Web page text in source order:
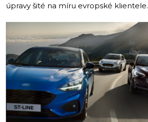
úpravy šité na míru evropské klientele.